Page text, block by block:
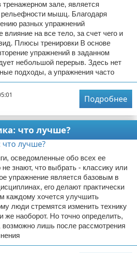
тренажерном зале, является
рельефности мышц. Благодаря
разных упражнений
влияние на все тело, за счет чего и
Плюсы тренировки В основе
упражнений в заданном
небольшой перерыв. Здесь нет
подходы, а упражнения часто
Подробнее
что лучше?
осведомленные обо всех ее
знают, что выбрать - классику или
упражнение является базовым в
его делают практически
каждому хочется улучшить
люди стремятся изменить технику
же наоборот. Но точно определить,
возможно лишь после рассмотрения